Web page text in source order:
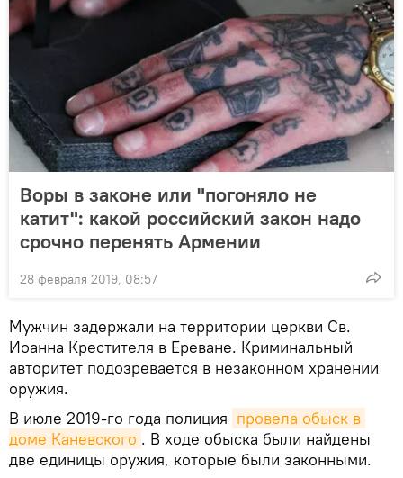
Воры в законе или "погоняло не
катит": какой российский закон надо
срочно перенять Армении
28 февраля 2019, 08:57
Мужчин задержали на территории церкви Св.
Иоанна Крестителя в Ереване. Криминальный
авторитет подозревается в незаконном хранении
оружия.
В июле 2019-го года полиция провела обыск в
доме Каневского . В ходе обыска были найдены
две единицы оружия, которые были законными.